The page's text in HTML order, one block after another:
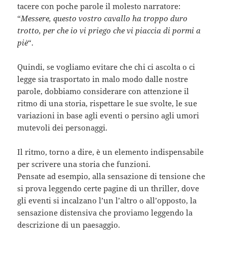
tacere con poche parole il molesto narratore:
“Messere, questo vostro cavallo ha troppo duro
trotto, per che io vi priego che vi piaccia di pormi a
piè“.
Quindi, se vogliamo evitare che chi ci ascolta o ci
legge sia trasportato in malo modo dalle nostre
parole, dobbiamo considerare con attenzione il
ritmo di una storia, rispettare le sue svolte, le sue
variazioni in base agli eventi o persino agli umori
mutevoli dei personaggi.
Il ritmo, torno a dire, è un elemento indispensabile
per scrivere una storia che funzioni.
Pensate ad esempio, alla sensazione di tensione che
si prova leggendo certe pagine di un thriller, dove
gli eventi si incalzano l’un l’altro o all’opposto, la
sensazione distensiva che proviamo leggendo la
descrizione di un paesaggio.